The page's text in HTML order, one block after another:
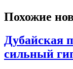
Похожие
Дубайская
сильный